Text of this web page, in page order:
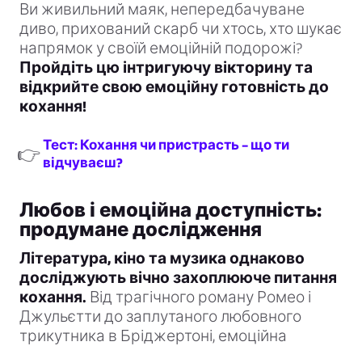
Ви живильний маяк, непередбачуване
диво, прихований скарб чи хтось, хто шукає
напрямок у своїй емоційній подорожі?
Пройдіть цю інтригуючу вікторину та
відкрийте свою емоційну готовність до
кохання!
👉Тест: Кохання чи пристрасть – що ти
відчуваєш?
Любов і емоційна доступність:
продумане дослідження
Література, кіно та музика однаково
досліджують вічно захоплююче питання
кохання. Від трагічного роману Ромео і
Джульєтти до заплутаного любовного
трикутника в Бріджертоні, емоційна